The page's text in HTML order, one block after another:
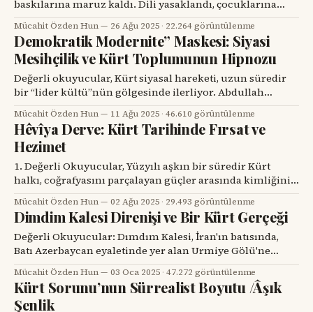
baskılarına maruz kaldı. Dili yasaklandı, çocuklarına
kendi ana dilinde eğitim vermesi engellendi, köyleri
boşaltıldı, isimleri değiştirildi. Normalde böyle bir halkın
kısa sürede kimliğini kaybetmesi beklenirdi. Ama
Kürtler kaybolmadı. Çünkü onların en büyük gücü, aşiret
yapıları ve hafızalarıydı. Bugün birçok çevre aşiretleri
“feodal,
Mücahit Özden Hun 26 Ağu 2025 · 22.264 görüntülenme
Demokratik Modernite” Maskesi: Siyasi
Mesihçilik ve Kürt Toplumunun Hipnozu
Değerli okuyucular, Kürt siyasal hareketi, uzun süredir
bir “lider kültü”nün gölgesinde ilerliyor. Abdullah
Öcalan’ın söylemleri ve stratejileri, devletle girilen
pazarlıkların ardından “Demokratik Modernite” adı
altında yeniden paketleniyor. Son aylarda ise bu kavram,
köy köy şehir şehir dolaşan elçiler aracılığıyla Kürt
halkına adeta bir kurtuluş reçetesi gibi pazarlanıyor.
Toplantılar
Mücahit Özden Hun 11 Ağu 2025 ·46.610 görüntülenme
Hêvîya Derve: Kürt Tarihinde Fırsat ve
Hezimet
1. Değerli Okuyucular, Yüzyılı aşkın bir süredir Kürt
halkı, coğrafyasını parçalayan güçler arasında kimliğini
korumaya, geleceğini inşa etmeye çalışıyor. Ne var ki
tarih boyunca karşılarına çıkan her büyük sarsıntı,
Kürtler için aynı döngüyü yeniden başlattı: bir umut
belirdi, bir fırsat doğdu, ama sonu yine hüsranla bitti.
Hêvîya derve yani dışa
Mücahit Özden Hun 02 Ağu 2025 · 29.493 görüntülenme
Dimdim Kalesi Direnişi ve Bir Kürt Gerçeği
Değerli Okuyucular: Dımdım Kalesi, İran'ın batısında,
Batı Azerbaycan eyaletinde yer alan Urmiye Gölü'ne
yakın bir bölgede bulunmaktadır. Kürt tarihi açısından
büyük öneme sahip olan bu kale, 17. yüzyılın başlarında
Osmanlı ve Safeviler arasındaki çekişmenin bir parçası
olarak Kürtlerin direniş sembollerinden biri haline
Mücahit Özden Hun 03 Oca 2025 ·47.272 görüntülenme
Kürt Sorunu’nun Sürrealist Boyutu /Âşık
Şenlik